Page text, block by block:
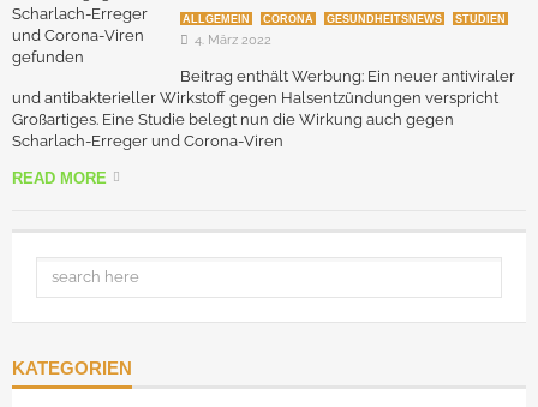
ALLGEMEIN CORONA GESUNDHEITSNEWS STUDIEN
4. März 2022
Beitrag enthält Werbung: Ein neuer antiviraler
und antibakterieller Wirkstoff gegen Halsentzündungen verspricht
Großartiges. Eine Studie belegt nun die Wirkung auch gegen
Scharlach-Erreger und Corona-Viren
READ MORE
KATEGORIEN